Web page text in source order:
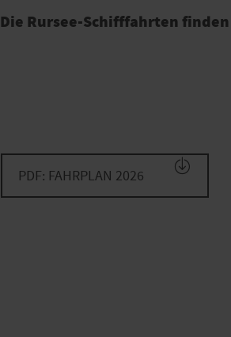
Die Rursee-Schifffahrten
PDF: FAHRPLAN 2026